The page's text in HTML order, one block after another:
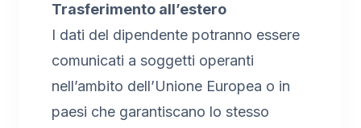
Trasferimento all’estero
I dati del dipendente potranno essere
comunicati a soggetti operanti
nell’ambito dell’Unione Europea o in
paesi che garantiscano lo stesso